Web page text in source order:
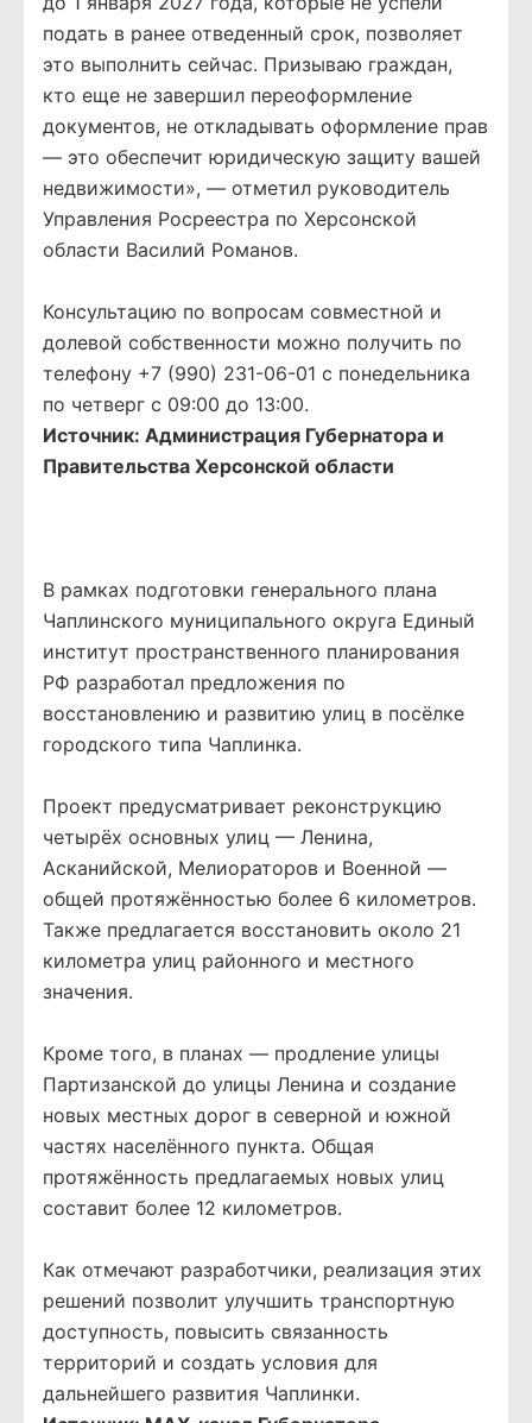
подать в ранее отведенный срок, позволяет
это выполнить сейчас. Призываю граждан,
кто еще не завершил переоформление
документов, не откладывать оформление прав
— это обеспечит юридическую защиту вашей
недвижимости», — отметил руководитель
Управления Росреестра по Херсонской
области Василий Романов.
Консультацию по вопросам совместной и
долевой собственности можно получить по
телефону +7 (990) 231-06-01 с понедельника
по четверг с 09:00 до 13:00.
Источник: Администрация Губернатора и
Правительства Херсонской области
В рамках подготовки генерального плана
Чаплинского муниципального округа Единый
институт пространственного планирования
РФ разработал предложения по
восстановлению и развитию улиц в посёлке
городского типа Чаплинка.
Проект предусматривает реконструкцию
четырёх основных улиц — Ленина,
Асканийской, Мелиораторов и Военной —
общей протяжённостью более 6 километров.
Также предлагается восстановить около 21
километра улиц районного и местного
значения.
Кроме того, в планах — продление улицы
Партизанской до улицы Ленина и создание
новых местных дорог в северной и южной
частях населённого пункта. Общая
протяжённость предлагаемых новых улиц
составит более 12 километров.
Как отмечают разработчики, реализация этих
решений позволит улучшить транспортную
доступность, повысить связанность
территорий и создать условия для
дальнейшего развития Чаплинки.